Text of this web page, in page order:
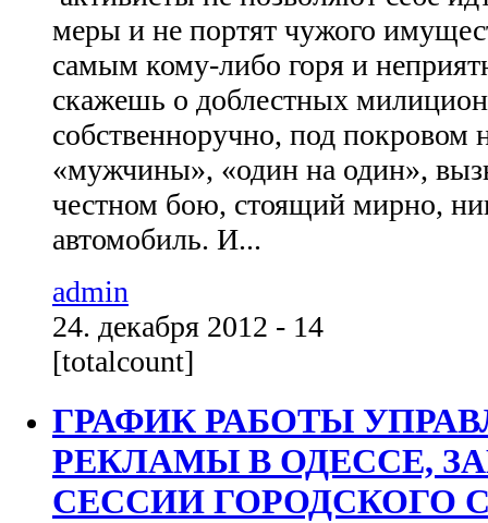
меры и не портят чужого
самым кому-либо горя и
скажешь о доблестных
собственноручно, под покровом
«мужчины», «один на один»,
честном бою, стоящий мирно,
автомобиль. И...
admin
24. декабря 2012 - 14
[totalcount]
ГРАФИК РАБОТЫ
РЕКЛАМЫ В ОДЕССЕ,
СЕССИИ ГОРОДСКОГО